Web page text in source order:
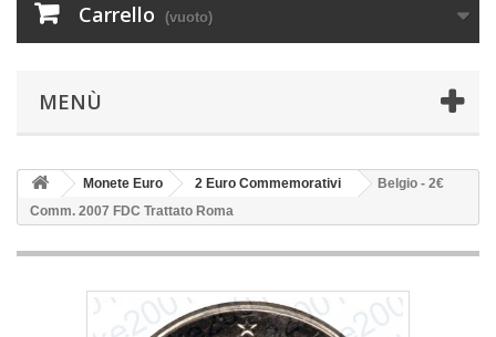
Carrello (vuoto)
MENÙ
Monete Euro 2 Euro Commemorativi
Belgio - 2€
Comm. 2007 FDC Trattato Roma